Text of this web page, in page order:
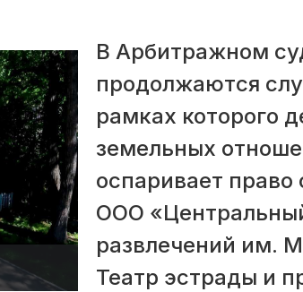
В Арбитражном
продолжаются
рамках которого
земельных
оспаривает право
ООО
развлечений им.
Театр эстрады и